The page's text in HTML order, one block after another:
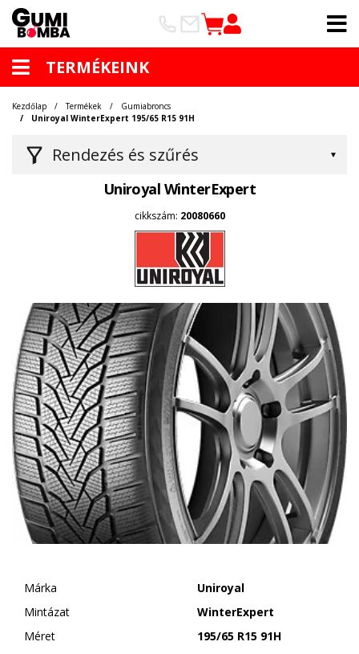
TERMÉKEINK
Rendezés és szűrés
Kezdőlap Termékek
Gumiabroncs
Uniroyal WinterExpert 195/65 R15 91H
Uniroyal WinterExpert
cikkszám: 20080660
Márka
Uniroyal
Mintázat
WinterExpert
Méret
195/65 R15 91H